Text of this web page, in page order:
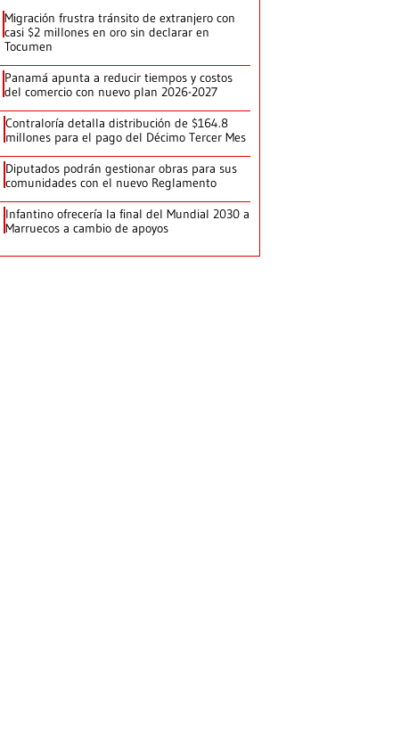
Migración frustra tránsito de extranjero con
casi $2 millones en oro sin declarar en
Tocumen
Panamá apunta a reducir tiempos y costos
del comercio con nuevo plan 2026-2027
Contraloría detalla distribución de $164.8
millones para el pago del Décimo Tercer Mes
Diputados podrán gestionar obras para sus
comunidades con el nuevo Reglamento
Infantino ofrecería la final del Mundial 2030 a
Marruecos a cambio de apoyos